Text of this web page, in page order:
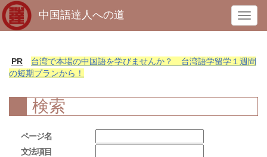
T
o
g
n
a
中国語達人への道
PR
台湾で本場の中国語を学びませんか？ 台湾語学留学１週間
の短期プランから！
検索
ページ名
文法項目